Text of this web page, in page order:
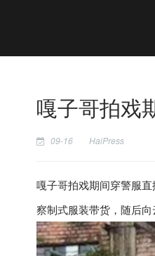
嘎子哥拍戏
09-16 HaiPress
嘎子哥拍戏期间穿警服
察制式服装带货，随后